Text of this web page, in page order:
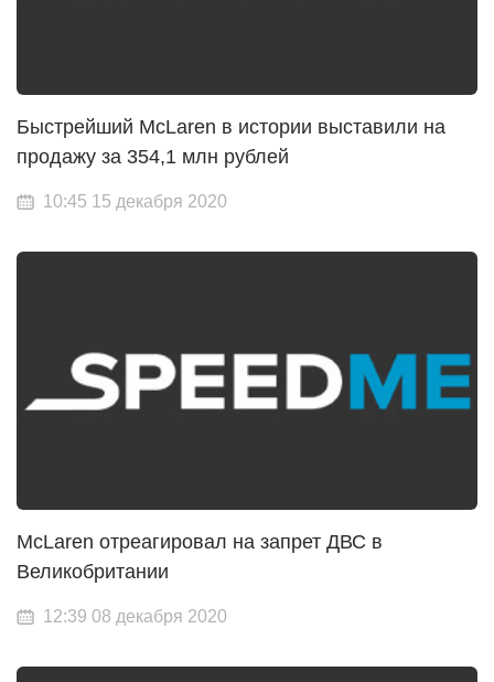
Быстрейший McLaren в истории выставили на
продажу за 354,1 млн рублей
10:45 15 декабря 2020
McLaren отреагировал на запрет ДВС в
Великобритании
12:39 08 декабря 2020